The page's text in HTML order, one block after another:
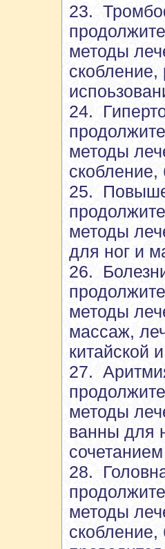
23.
методы
24.
методы
25.
методы
для ног и
26.
методы
массаж,
китайской
27.
методы
ванны для
28.
методы